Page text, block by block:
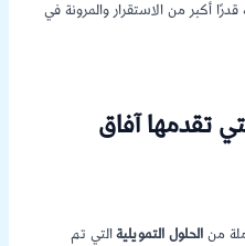
قدرًا أكبر من الاستقرار والمرونة في
تقدمها آفاق
من الحلول التمويليةالتي تم